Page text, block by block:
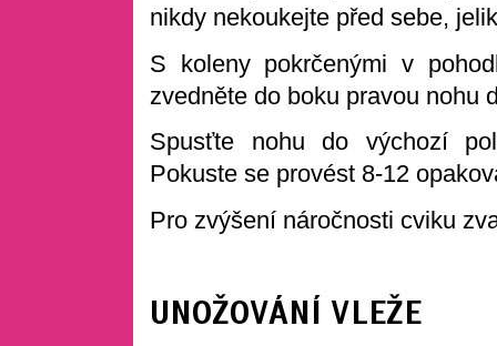
nikdy nekoukejte před sebe,
S koleny pokrčenými v
zvedněte do boku pravou nohu
Spusťte nohu do výchozí
Pokuste se provést 8-12
Pro zvýšení náročnosti cviku
UNOŽOVÁNÍ VLEŽE